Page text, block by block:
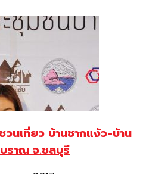
นเที่ยว บ้านชากแง้ว-บ้าน
ราณ จ.ชลบุรี